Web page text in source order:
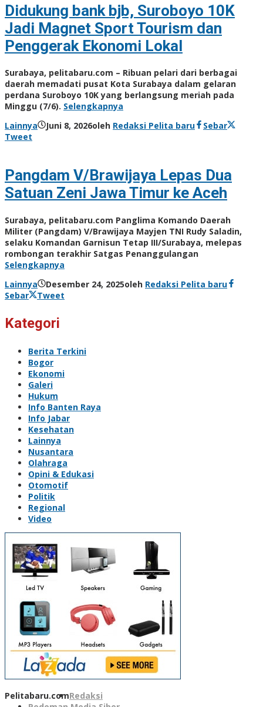
Didukung bank bjb, Suroboyo 10K
Jadi Magnet Sport Tourism dan
Penggerak Ekonomi Lokal
Surabaya, pelitabaru.com – Ribuan pelari dari berbagai
daerah memadati pusat Kota Surabaya dalam gelaran
perdana Suroboyo 10K yang berlangsung meriah pada
Minggu (7/6). Selengkapnya
Lainnya
Juni 8, 2026oleh Redaksi Pelita baru
Sebar
Tweet
Pangdam V/Brawijaya Lepas Dua
Satuan Zeni Jawa Timur ke Aceh
Surabaya, pelitabaru.com Panglima Komando Daerah
Militer (Pangdam) V/Brawijaya Mayjen TNI Rudy Saladin,
selaku Komandan Garnisun Tetap III/Surabaya, melepas
rombongan terakhir Satgas Penanggulangan
Selengkapnya
Lainnya
Desember 24, 2025oleh Redaksi Pelita baru
Sebar
Tweet
Kategori
Berita Terkini
Bogor
Ekonomi
Galeri
Hukum
Info Banten Raya
Info Jabar
Kesehatan
Lainnya
Nusantara
Olahraga
Opini & Edukasi
Otomotif
Politik
Regional
Video
Pelitabaru.comRedaksi